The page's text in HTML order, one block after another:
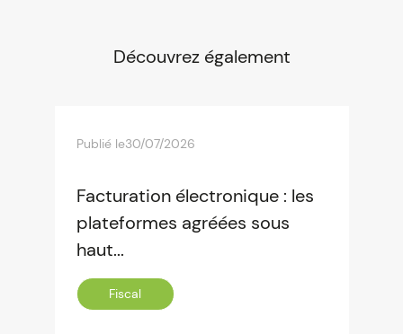
Découvrez également
Publié le30/07/2026
Facturation électronique : les
plateformes agréées sous
haut...
Fiscal